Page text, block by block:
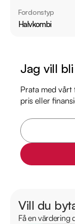
Servicehistorik:
2016-10-13 - 1753
Besök
https://
för att:
• Reservera bilen
• Få mer info om
Därför ska du
* 14 dagars
* Över 10 tusen
Fordonstyp
Halvkombi
Jag vill
Prata med
pris eller
Vill du
Få en värdering